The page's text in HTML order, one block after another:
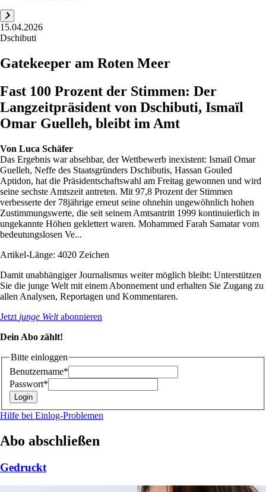
15.04.2026
Dschibuti
Gatekeeper am Roten Meer
Fast 100 Prozent der Stimmen: Der
Langzeitpräsident von Dschibuti, Ismaïl
Omar Guelleh, bleibt im Amt
Von Luca Schäfer
Das Ergebnis war absehbar, der Wettbewerb inexistent: Ismaïl Omar
Guelleh, Neffe des Staatsgründers Dschibutis, Hassan Gouled
Aptidon, hat die Präsidentschaftswahl am Freitag gewonnen und wird
seine sechste Amtszeit antreten. Mit 97,8 Prozent der Stimmen
verbesserte der 78jährige erneut seine ohnehin ungewöhnlich hohen
Zustimmungswerte, die seit seinem Amtsantritt 1999 kontinuierlich in
ungekannte Höhen geklettert waren. Mohammed Farah Samatar vom
bedeutungslosen Ve...
Artikel-Länge: 4020 Zeichen
Damit unabhängiger Journalismus weiter möglich bleibt: Unterstützen
Sie die junge Welt mit einem Abonnement und erhalten Sie Zugang zu
allen Analysen, Reportagen und Kommentaren.
Jetzt junge Weltabonnieren
Dein Abo zählt!
Bitte einloggen
Benutzername*
Passwort*
Hilfe bei Einlog-Problemen
Abo abschließen
Gedruckt